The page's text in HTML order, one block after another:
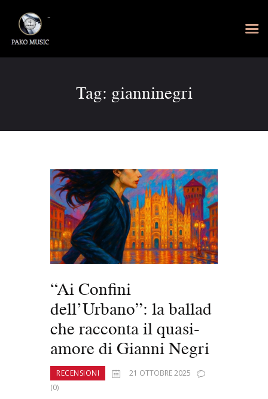
Tag: gianninegri
“Ai Confini
dell’Urbano”: la ballad
che racconta il quasi-
amore di Gianni Negri
RECENSIONI
21 OTTOBRE 2025
(0)